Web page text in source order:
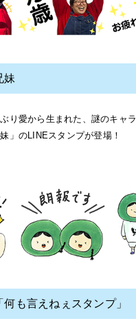
妹
り愛から生まれた、謎のキャラ
」のLINEスタンプが登場！
も言えねぇスタンプ」